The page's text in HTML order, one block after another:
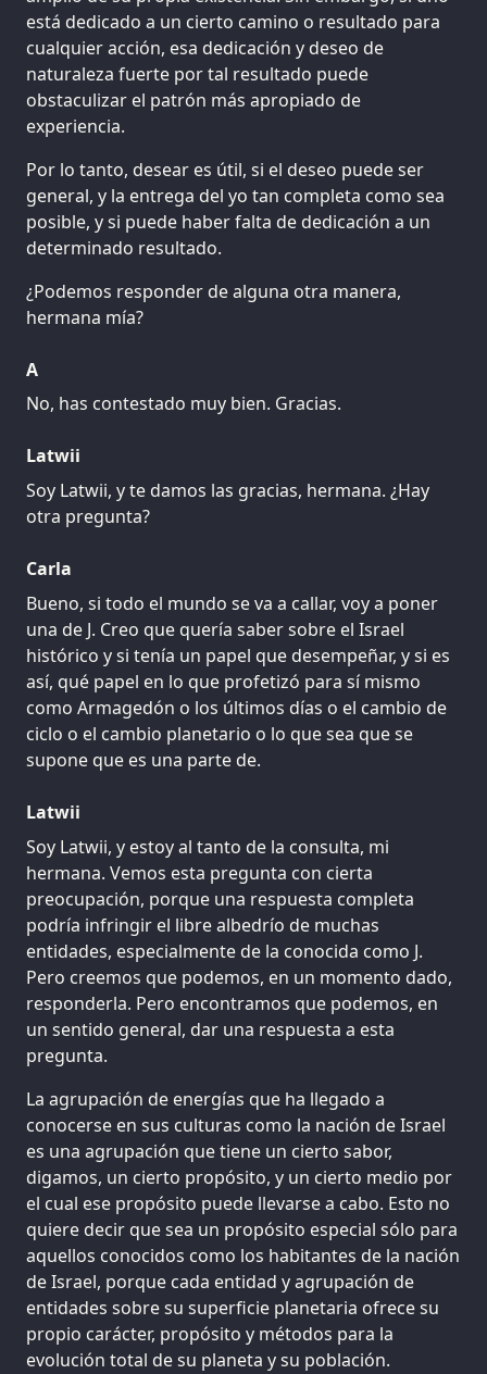
está dedicado a un cierto camino o resultado para
cualquier acción, esa dedicación y deseo de
naturaleza fuerte por tal resultado puede
obstaculizar el patrón más apropiado de
experiencia.
Por lo tanto, desear es útil, si el deseo puede ser
general, y la entrega del yo tan completa como sea
posible, y si puede haber falta de dedicación a un
determinado resultado.
¿Podemos responder de alguna otra manera,
hermana mía?
A
No, has contestado muy bien. Gracias.
Latwii
Soy Latwii, y te damos las gracias, hermana. ¿Hay
otra pregunta?
Carla
Bueno, si todo el mundo se va a callar, voy a poner
una de J. Creo que quería saber sobre el Israel
histórico y si tenía un papel que desempeñar, y si es
así, qué papel en lo que profetizó para sí mismo
como Armagedón o los últimos días o el cambio de
ciclo o el cambio planetario o lo que sea que se
supone que es una parte de.
Latwii
Soy Latwii, y estoy al tanto de la consulta, mi
hermana. Vemos esta pregunta con cierta
preocupación, porque una respuesta completa
podría infringir el libre albedrío de muchas
entidades, especialmente de la conocida como J.
Pero creemos que podemos, en un momento dado,
responderla. Pero encontramos que podemos, en
un sentido general, dar una respuesta a esta
pregunta.
La agrupación de energías que ha llegado a
conocerse en sus culturas como la nación de Israel
es una agrupación que tiene un cierto sabor,
digamos, un cierto propósito, y un cierto medio por
el cual ese propósito puede llevarse a cabo. Esto no
quiere decir que sea un propósito especial sólo para
aquellos conocidos como los habitantes de la nación
de Israel, porque cada entidad y agrupación de
entidades sobre su superficie planetaria ofrece su
propio carácter, propósito y métodos para la
evolución total de su planeta y su población.